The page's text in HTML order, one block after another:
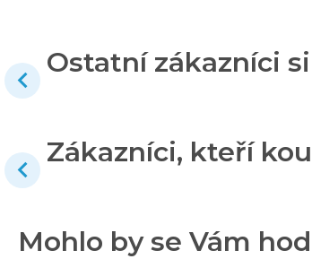
Ostatní zákazníci
Zákazníci, kteří
Mohlo by se Vám